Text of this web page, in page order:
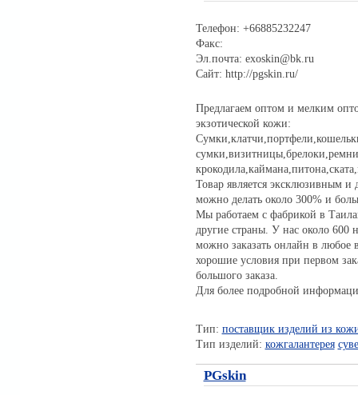
Телефон: +66885232247
Факс:
Эл.почта: exoskin@bk.ru
Сайт: http://pgskin.ru/
Предлагаем оптом и мелким
экзотической кожи:
Товар является эксклюзивным
можно делать около 300% и
Мы работаем с фабрикой в
другие страны. У нас около 600
можно заказать онлайн в любое
хорошие условия при первом
большого заказа.
Для более подробной
Тип: поставщик изделий из
Тип изделий: кожгалантерея
PGskin